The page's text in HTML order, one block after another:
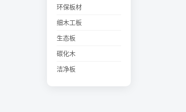
环保板材
细木工板
生态板
碳化木
洁净板